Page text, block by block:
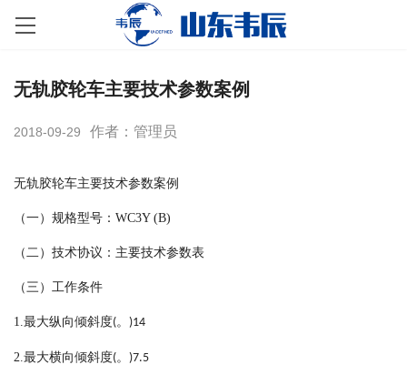
无轨胶轮车主要技术参数案例
2018-09-29 作者：管理员
无轨胶轮车主要技术参数案例
（一）规格型号： WC3Y (B)
（二）技术协议：主要技术参数表
（三）工作条件
1.最大纵向倾斜度(。 )14
2.最大横向倾斜度(。 )7.5